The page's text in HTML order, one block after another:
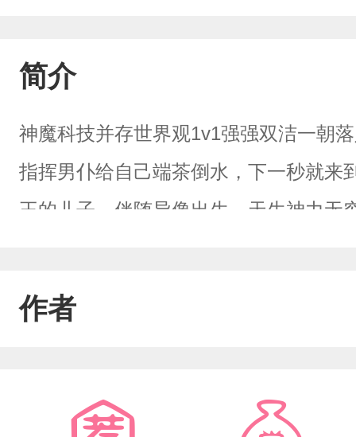
简介
神魔科技并存世界观1v1强强双洁一朝
指挥男仆给自己端茶倒水，下一秒就来
王的儿子，伴随异像出生，天生神力无
界并不被人喜欢，从小都只有顾长卿
作者